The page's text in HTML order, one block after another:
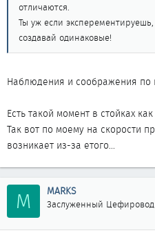
отличаются.
Ты уж если эксперементируешь,
создавай одинаковые!
Наблюдения и соображения
Есть такой момент в стойках
Так вот по моему на скорости
возникает из-за етого...
M MARKS
Заслуженный Цефировод